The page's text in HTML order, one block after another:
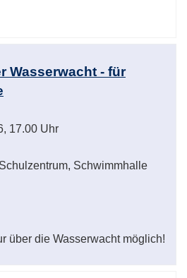
Wasserwacht - für
17.00 Uhr
Schwimmhalle
über die Wasserwacht möglich!